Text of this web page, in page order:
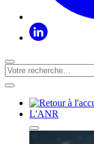
L'ANR